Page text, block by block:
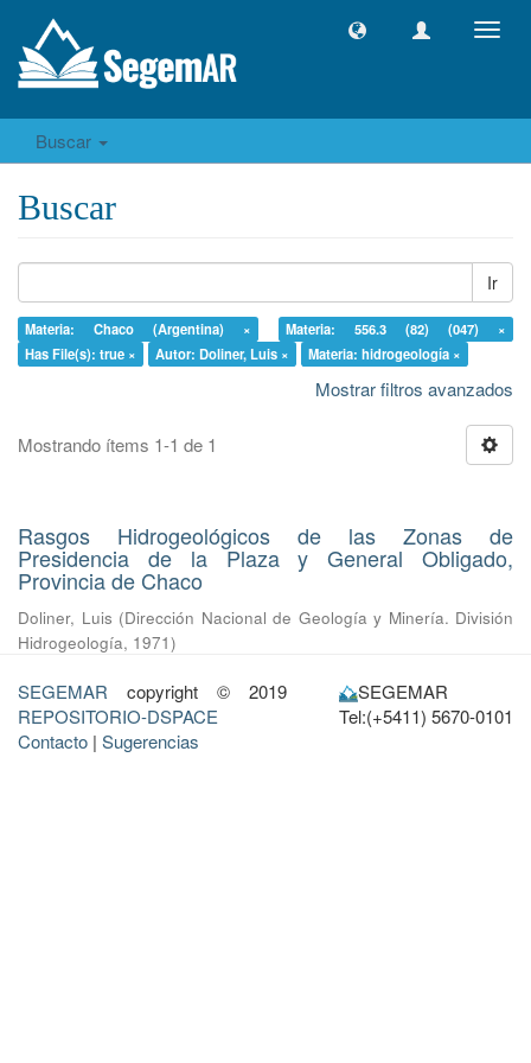
Buscar
Buscar
Ir
Materia: Chaco (Argentina) ×
Materia: 556.3 (82) (047) ×
Has File(s): true ×
Autor: Doliner, Luis × Materia: hidrogeología ×
Mostrar filtros avanzados
Mostrando ítems 1-1 de 1
Rasgos Hidrogeológicos de las Zonas de
Presidencia de la Plaza y General Obligado,
Provincia de Chaco
Doliner, Luis (Dirección Nacional de Geología y Minería. División
Hidrogeología, 1971)
SEGEMAR copyright © 2019
REPOSITORIO-DSPACE
Contacto | Sugerencias
SEGEMAR
Tel:(+5411) 5670-0101